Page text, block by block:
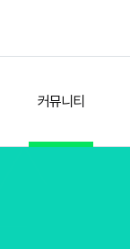
커뮤니티